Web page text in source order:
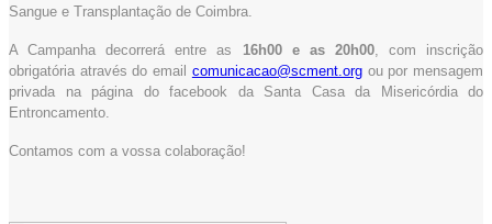
Sangue e Transplantação de Coimbra.
A Campanha decorrerá entre as 16h00 e as 20h00, com inscrição
obrigatória através do email comunicacao@scment.orgou por mensagem
privada na página do facebook da Santa Casa da Misericórdia do
Entroncamento.
Contamos com a vossa colaboração!